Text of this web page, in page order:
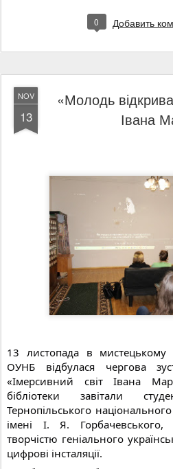
0 Добавить
NOV
13
«Молодь
Івана
13 листопада в мистецькому
ОУНБ відбулася чергова
«Імерсивний світ Івана
бібліотеки завітали
Тернопільського
імені І. Я.
творчістю геніального
цифрові інсталяції.